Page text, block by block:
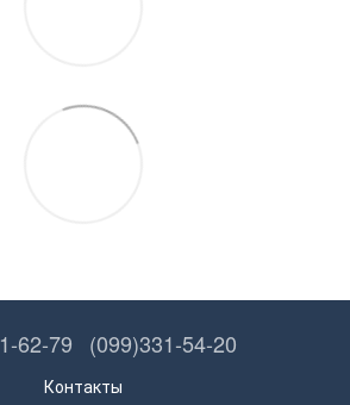
62-79 (099)331-54-20
Контакты